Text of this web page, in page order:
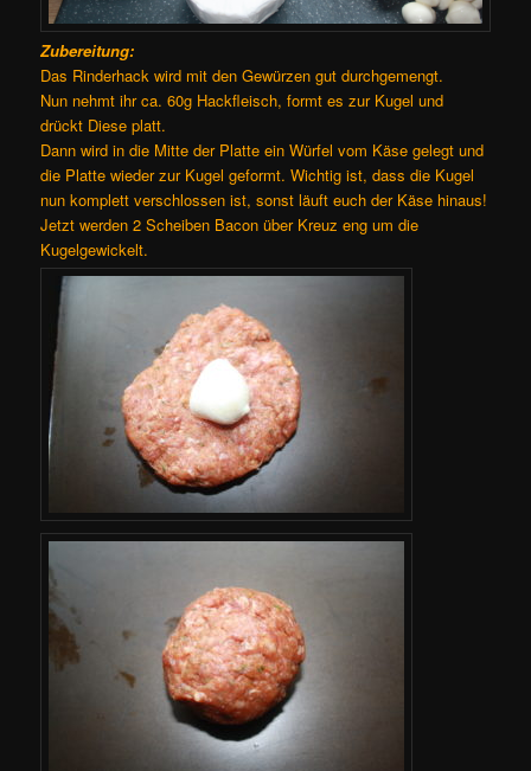
Zubereitung:
Das Rinderhack wird mit den Gewürzen gut durchgemengt.
Nun nehmt ihr ca. 60g Hackfleisch, formt es zur Kugel und
drückt Diese platt.
Dann wird in die Mitte der Platte ein Würfel vom Käse gelegt und
die Platte wieder zur Kugel geformt. Wichtig ist, dass die Kugel
nun komplett verschlossen ist, sonst läuft euch der Käse hinaus!
Jetzt werden 2 Scheiben Bacon über Kreuz eng um die
Kugelgewickelt.